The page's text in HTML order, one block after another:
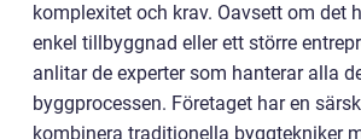
komplexitet och krav. Oavsett om det
enkel tillbyggnad eller ett större
anlitar de experter som hanterar alla
byggprocessen. Företaget har en
kombinera traditionella byggtekniker